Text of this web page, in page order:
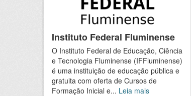
Instituto Federal Fluminense
O Instituto Federal de Educação, Ciência
e Tecnologia Fluminense (IFFluminense)
é uma instituição de educação pública e
gratuita com oferta de Cursos de
Formação Inicial e... Leia mais